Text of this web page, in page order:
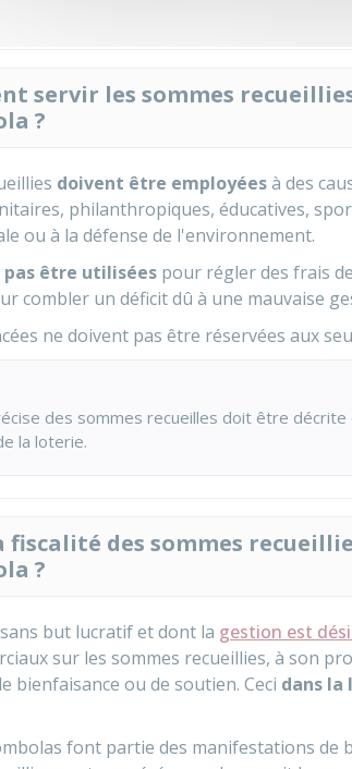
servir les sommes
?
doivent être employéesà des
philanthropiques, éducatives,
ou à la défense de l'environnement.
être utilisées pour régler des frais
combler un déficit dû à une mauvaise
ne doivent pas être réservées aux
des sommes recueilles doit être décrite
la loterie.
fiscalité des sommes
?
but lucratif et dont la gestion est
sur les sommes recueillies, à son
bienfaisance ou de soutien. Ceci dans
font partie des manifestations de